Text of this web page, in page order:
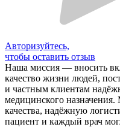
Авторизуйтесь,
чтобы оставить отзыв
Наша миссия — вносить
качество жизни людей,
и частным клиентам
медицинского
качества, надёжную
пациент и каждый врач